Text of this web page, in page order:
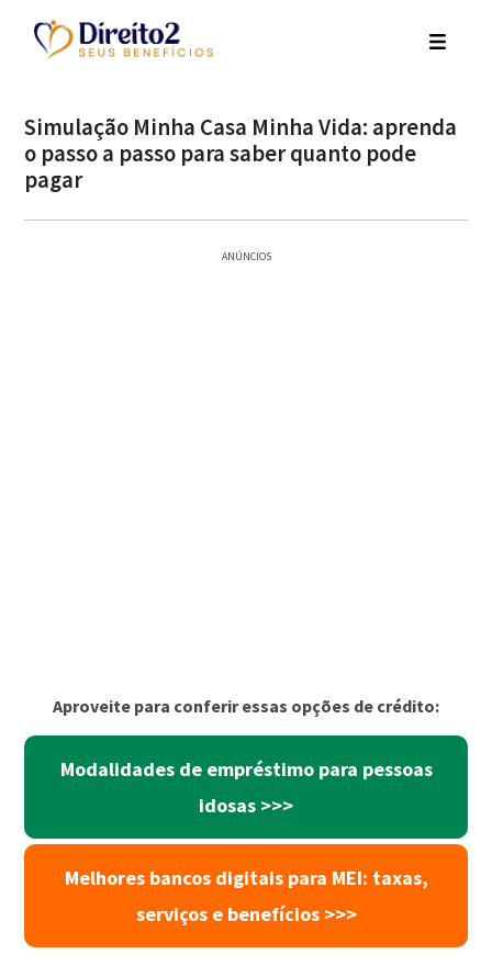
Simulação Minha Casa Minha Vida: aprenda
o passo a passo para saber quanto pode
pagar
ANÚNCIOS
Aproveite para conferir essas opções de crédito:
Modalidades de empréstimo para pessoas
idosas >>>
Melhores bancos digitais para MEI: taxas,
serviços e benefícios >>>